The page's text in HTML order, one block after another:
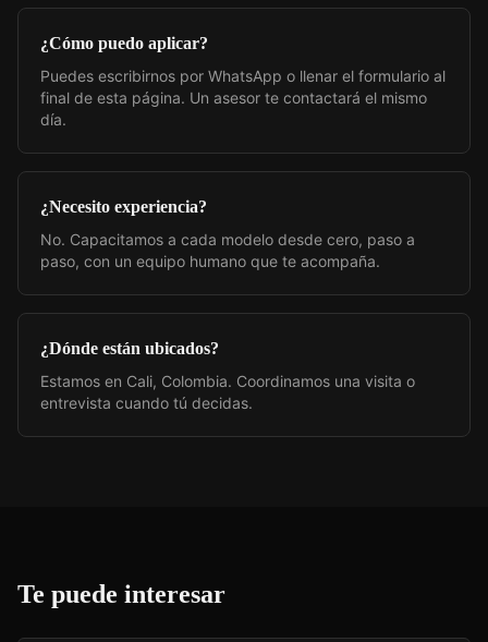
¿Cómo puedo aplicar?
Puedes escribirnos por WhatsApp o llenar el formulario al
final de esta página. Un asesor te contactará el mismo
día.
¿Necesito experiencia?
No. Capacitamos a cada modelo desde cero, paso a
paso, con un equipo humano que te acompaña.
¿Dónde están ubicados?
Estamos en Cali, Colombia. Coordinamos una visita o
entrevista cuando tú decidas.
Te puede interesar